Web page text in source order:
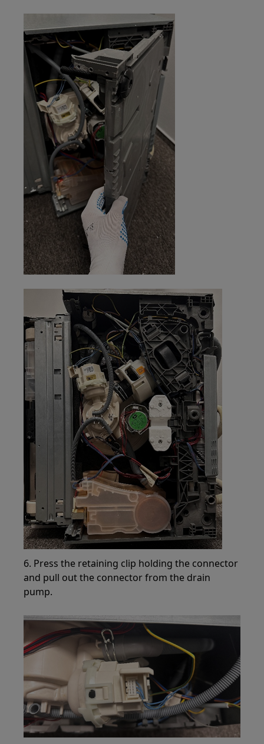
6. Press the retaining clip holding the connector
and pull out the connector from the drain
pump.